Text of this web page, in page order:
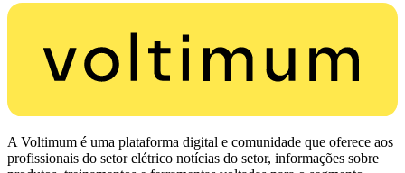
A Voltimum é uma plataforma digital e comunidade que oferece aos
profissionais do setor elétrico notícias do setor, informações sobre